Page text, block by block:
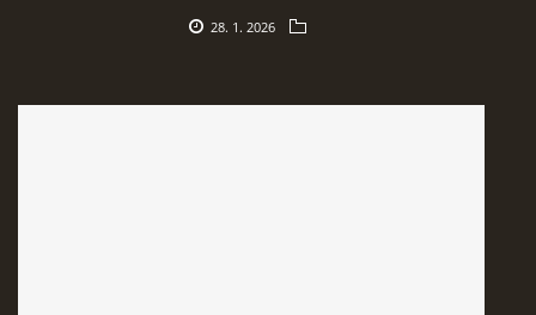
28. 1. 2026